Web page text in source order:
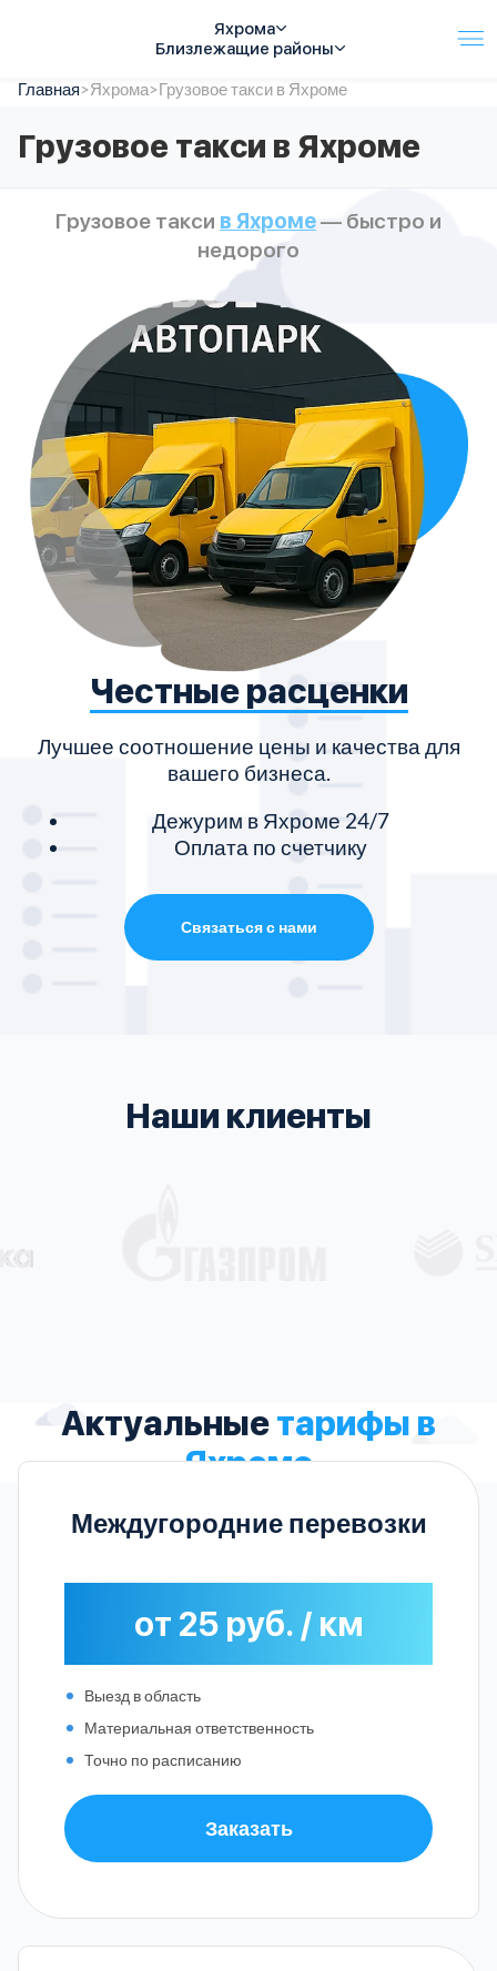
Яхрома
Близлежащие районы
Услуги
Автопарк
Тарифы
О компании
Отзывы
Главная>Яхрома>Грузовое такси в Яхроме
Грузовое такси в Яхроме
Грузовое такси в Яхроме— быстро и
недорого
Честные расценки
Лучшее соотношение цены и качества для
вашего бизнеса.
Дежурим в Яхроме 24/7
Оплата по счетчику
Связаться с нами
Наши клиенты
Актуальныетарифы в
Яхроме
Междугородние перевозки
от 25 руб. / км
Выезд в область
Материальная ответственность
Точно по расписанию
Заказать